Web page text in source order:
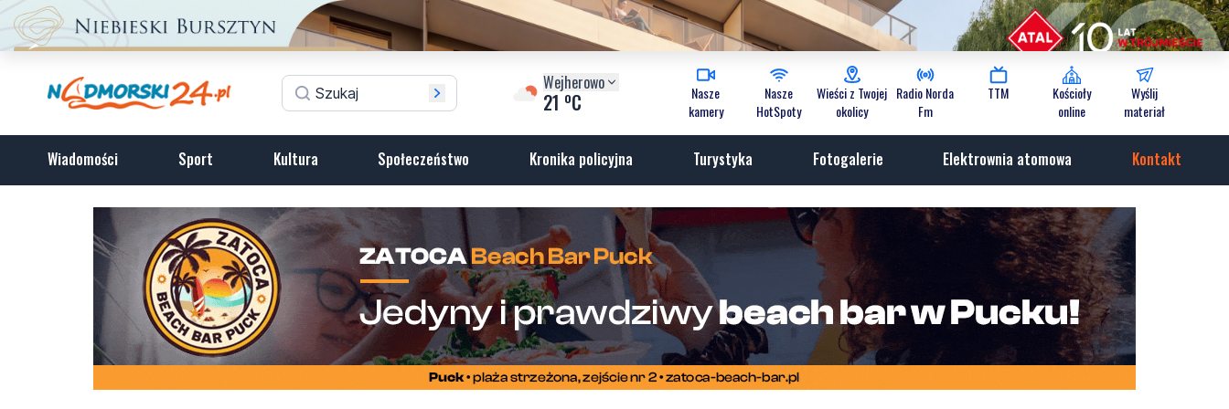
Wejherowo
21 oC
Nasze
kamery
Nasze
HotSpoty
Wieści z Twojej
okolicy
Radio Norda
Fm
TTM
Kościoły
online
Wyślij
materiał
Wiadomości Sport Kultura Społeczeństwo Kronika policyjna Turystyka Fotogalerie Elektrownia atomowa Kontakt